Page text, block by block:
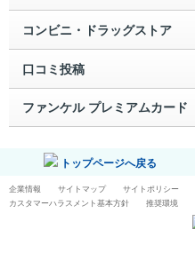
コンビニ・ドラッグストア
口コミ投稿
ファンケル プレミアムカード
トップページへ戻る
企業情報 サイトマップ サイトポリシー
カスタマーハラスメント基本方針
推奨環境